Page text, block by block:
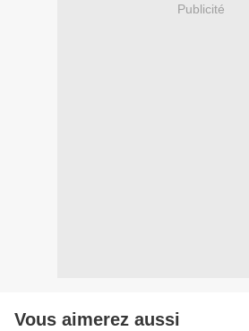
Publicité
Vous aimerez aussi